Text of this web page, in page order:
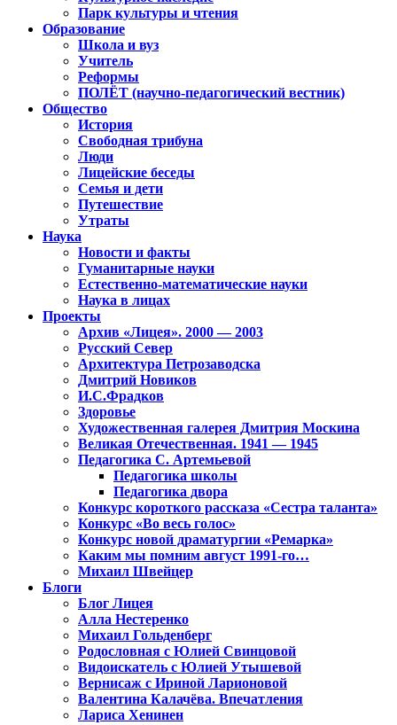
Парк культуры и чтения
Образование
Школа и вуз
Учитель
Реформы
ПОЛЁТ (научно-педагогический вестник)
Общество
История
Свободная трибуна
Люди
Лицейские беседы
Семья и дети
Путешествие
Утраты
Наука
Новости и факты
Гуманитарные науки
Естественно-математические науки
Наука в лицах
Проекты
Архив «Лицея». 2000 — 2003
Русский Север
Архитектура Петрозаводска
Дмитрий Новиков
И.С.Фрадков
Здоровье
Художественная галерея Дмитрия Москина
Великая Отечественная. 1941 — 1945
Педагогика С. Артемьевой
Педагогика школы
Педагогика двора
Конкурс короткого рассказа «Сестра таланта»
Конкурс «Во весь голос»
Конкурс новой драматургии «Ремарка»
Каким мы помним август 1991-го…
Михаил Швейцер
Блоги
Блог Лицея
Алла Нестеренко
Михаил Гольденберг
Родословная с Юлией Свинцовой
Видоискатель с Юлией Утышевой
Вернисаж с Ириной Ларионовой
Валентина Калачёва. Впечатления
Лариса Хенинен